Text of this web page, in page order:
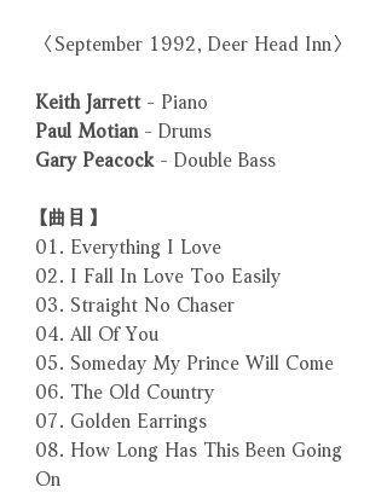
〈September 1992, Deer Head Inn〉
Keith Jarrett- Piano
Paul Motian- Drums
Gary Peacock - Double Bass
【曲目】
01. Everything I Love
02. I Fall In Love Too Easily
03. Straight No Chaser
04. All Of You
05. Someday My Prince Will Come
06. The Old Country
07. Golden Earrings
08. How Long Has This Been Going
On